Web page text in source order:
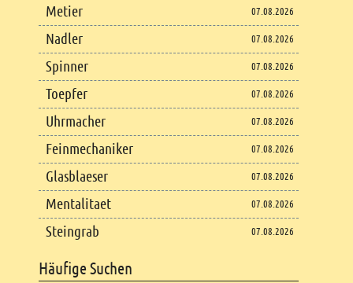
Metier 07.08.2026
Nadler 07.08.2026
Spinner 07.08.2026
Toepfer 07.08.2026
Uhrmacher 07.08.2026
Feinmechaniker 07.08.2026
Glasblaeser 07.08.2026
Mentalitaet 07.08.2026
Steingrab 07.08.2026
Häufige Suchen